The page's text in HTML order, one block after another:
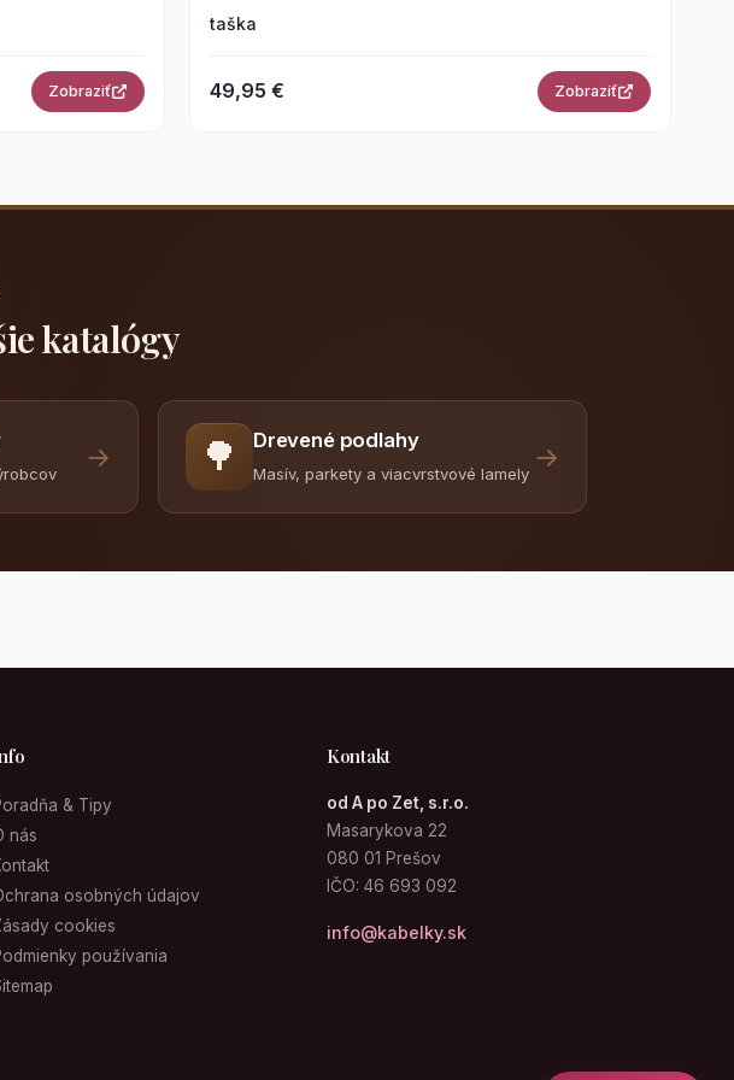
Zobraziť
taška
49,95 € Zobraziť
katalógy
→ 🌳 Drevené podlahy
Masív, parkety a viacvrstvové lamely
→
& Tipy
nás
osobných údajov
cookies
používania
Kontakt
od A po Zet, s.r.o.
Masarykova 22
080 01 Prešov
IČO: 46 693 092
info@kabelky.sk